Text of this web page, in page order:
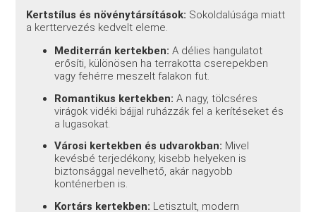
Kertstílus és növénytársítások: Sokoldalúsága miatt
a kerttervezés kedvelt eleme.
Mediterrán kertekben: A délies hangulatot
erősíti, különösen ha terrakotta cserepekben
vagy fehérre meszelt falakon fut.
Romantikus kertekben: A nagy, tölcséres
virágok vidéki bájjal ruházzák fel a kerítéseket és
a lugasokat.
Városi kertekben és udvarokban: Mivel
kevésbé terjedékony, kisebb helyeken is
biztonsággal nevelhető, akár nagyobb
konténerben is.
Kortárs kertekben: Letisztult, modern